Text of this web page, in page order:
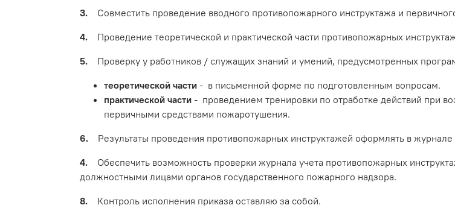
3. Совместить проведение вводного противопожарного инструктажа и
4. Проведение теоретической и практической части противопожарных
5. Проверку у работников / служащих знаний и умений, предусмотренных
теоретической части - в письменной форме по подготовленным вопросам.
практической части - проведением тренировки по отработке действий при
первичными средствами пожаротушения.
6. Результаты проведения противопожарных инструктажей оформлять в
4. Обеспечить возможность проверки журнала учета противопожарных
должностными лицами органов государственного пожарного надзора.
8. Контроль исполнения приказа оставляю за собой.